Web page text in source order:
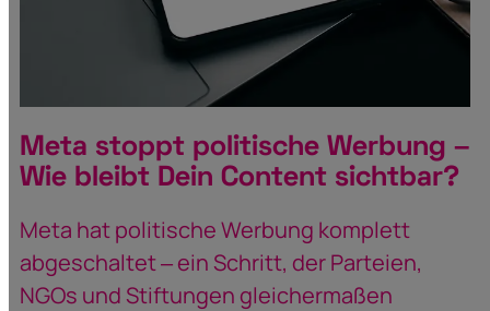
Meta stoppt politische Werbung –
Wie bleibt Dein Content sichtbar?
Meta hat politische Werbung komplett
abgeschaltet – ein Schritt, der Parteien,
NGOs und Stiftungen gleichermaßen